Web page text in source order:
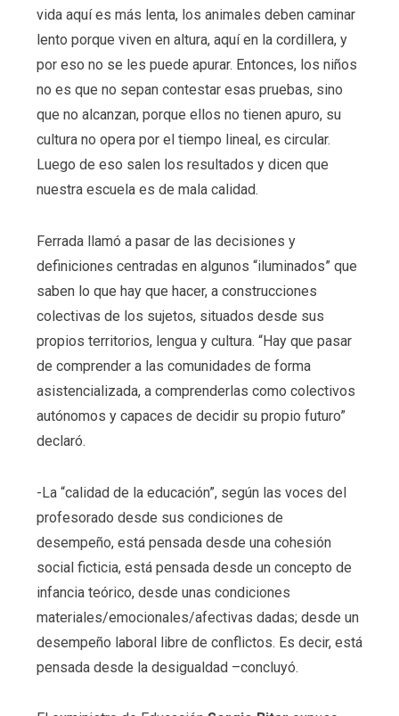
vida aquí es más lenta, los animales deben caminar
lento porque viven en altura, aquí en la cordillera, y
por eso no se les puede apurar. Entonces, los niños
no es que no sepan contestar esas pruebas, sino
que no alcanzan, porque ellos no tienen apuro, su
cultura no opera por el tiempo lineal, es circular.
Luego de eso salen los resultados y dicen que
nuestra escuela es de mala calidad.
Ferrada llamó a pasar de las decisiones y
definiciones centradas en algunos “iluminados” que
saben lo que hay que hacer, a construcciones
colectivas de los sujetos, situados desde sus
propios territorios, lengua y cultura. “Hay que pasar
de comprender a las comunidades de forma
asistencializada, a comprenderlas como colectivos
autónomos y capaces de decidir su propio futuro”
declaró.
-La “calidad de la educación”, según las voces del
profesorado desde sus condiciones de
desempeño, está pensada desde una cohesión
social ficticia, está pensada desde un concepto de
infancia teórico, desde unas condiciones
materiales/emocionales/afectivas dadas; desde un
desempeño laboral libre de conflictos. Es decir, está
pensada desde la desigualdad –concluyó.